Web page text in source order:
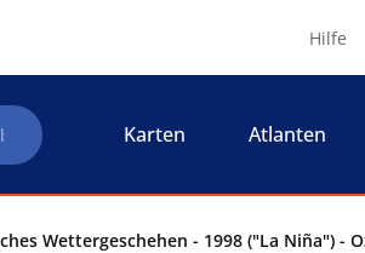
Hilfe
Karten Atlanten
Wettergeschehen - 1998 ("La Niña") -